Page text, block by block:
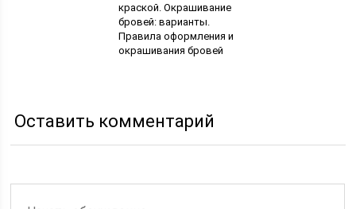
краской. Окрашивание
бровей: варианты.
Правила оформления и
окрашивания бровей
бровей и краску
Оставить комментарий